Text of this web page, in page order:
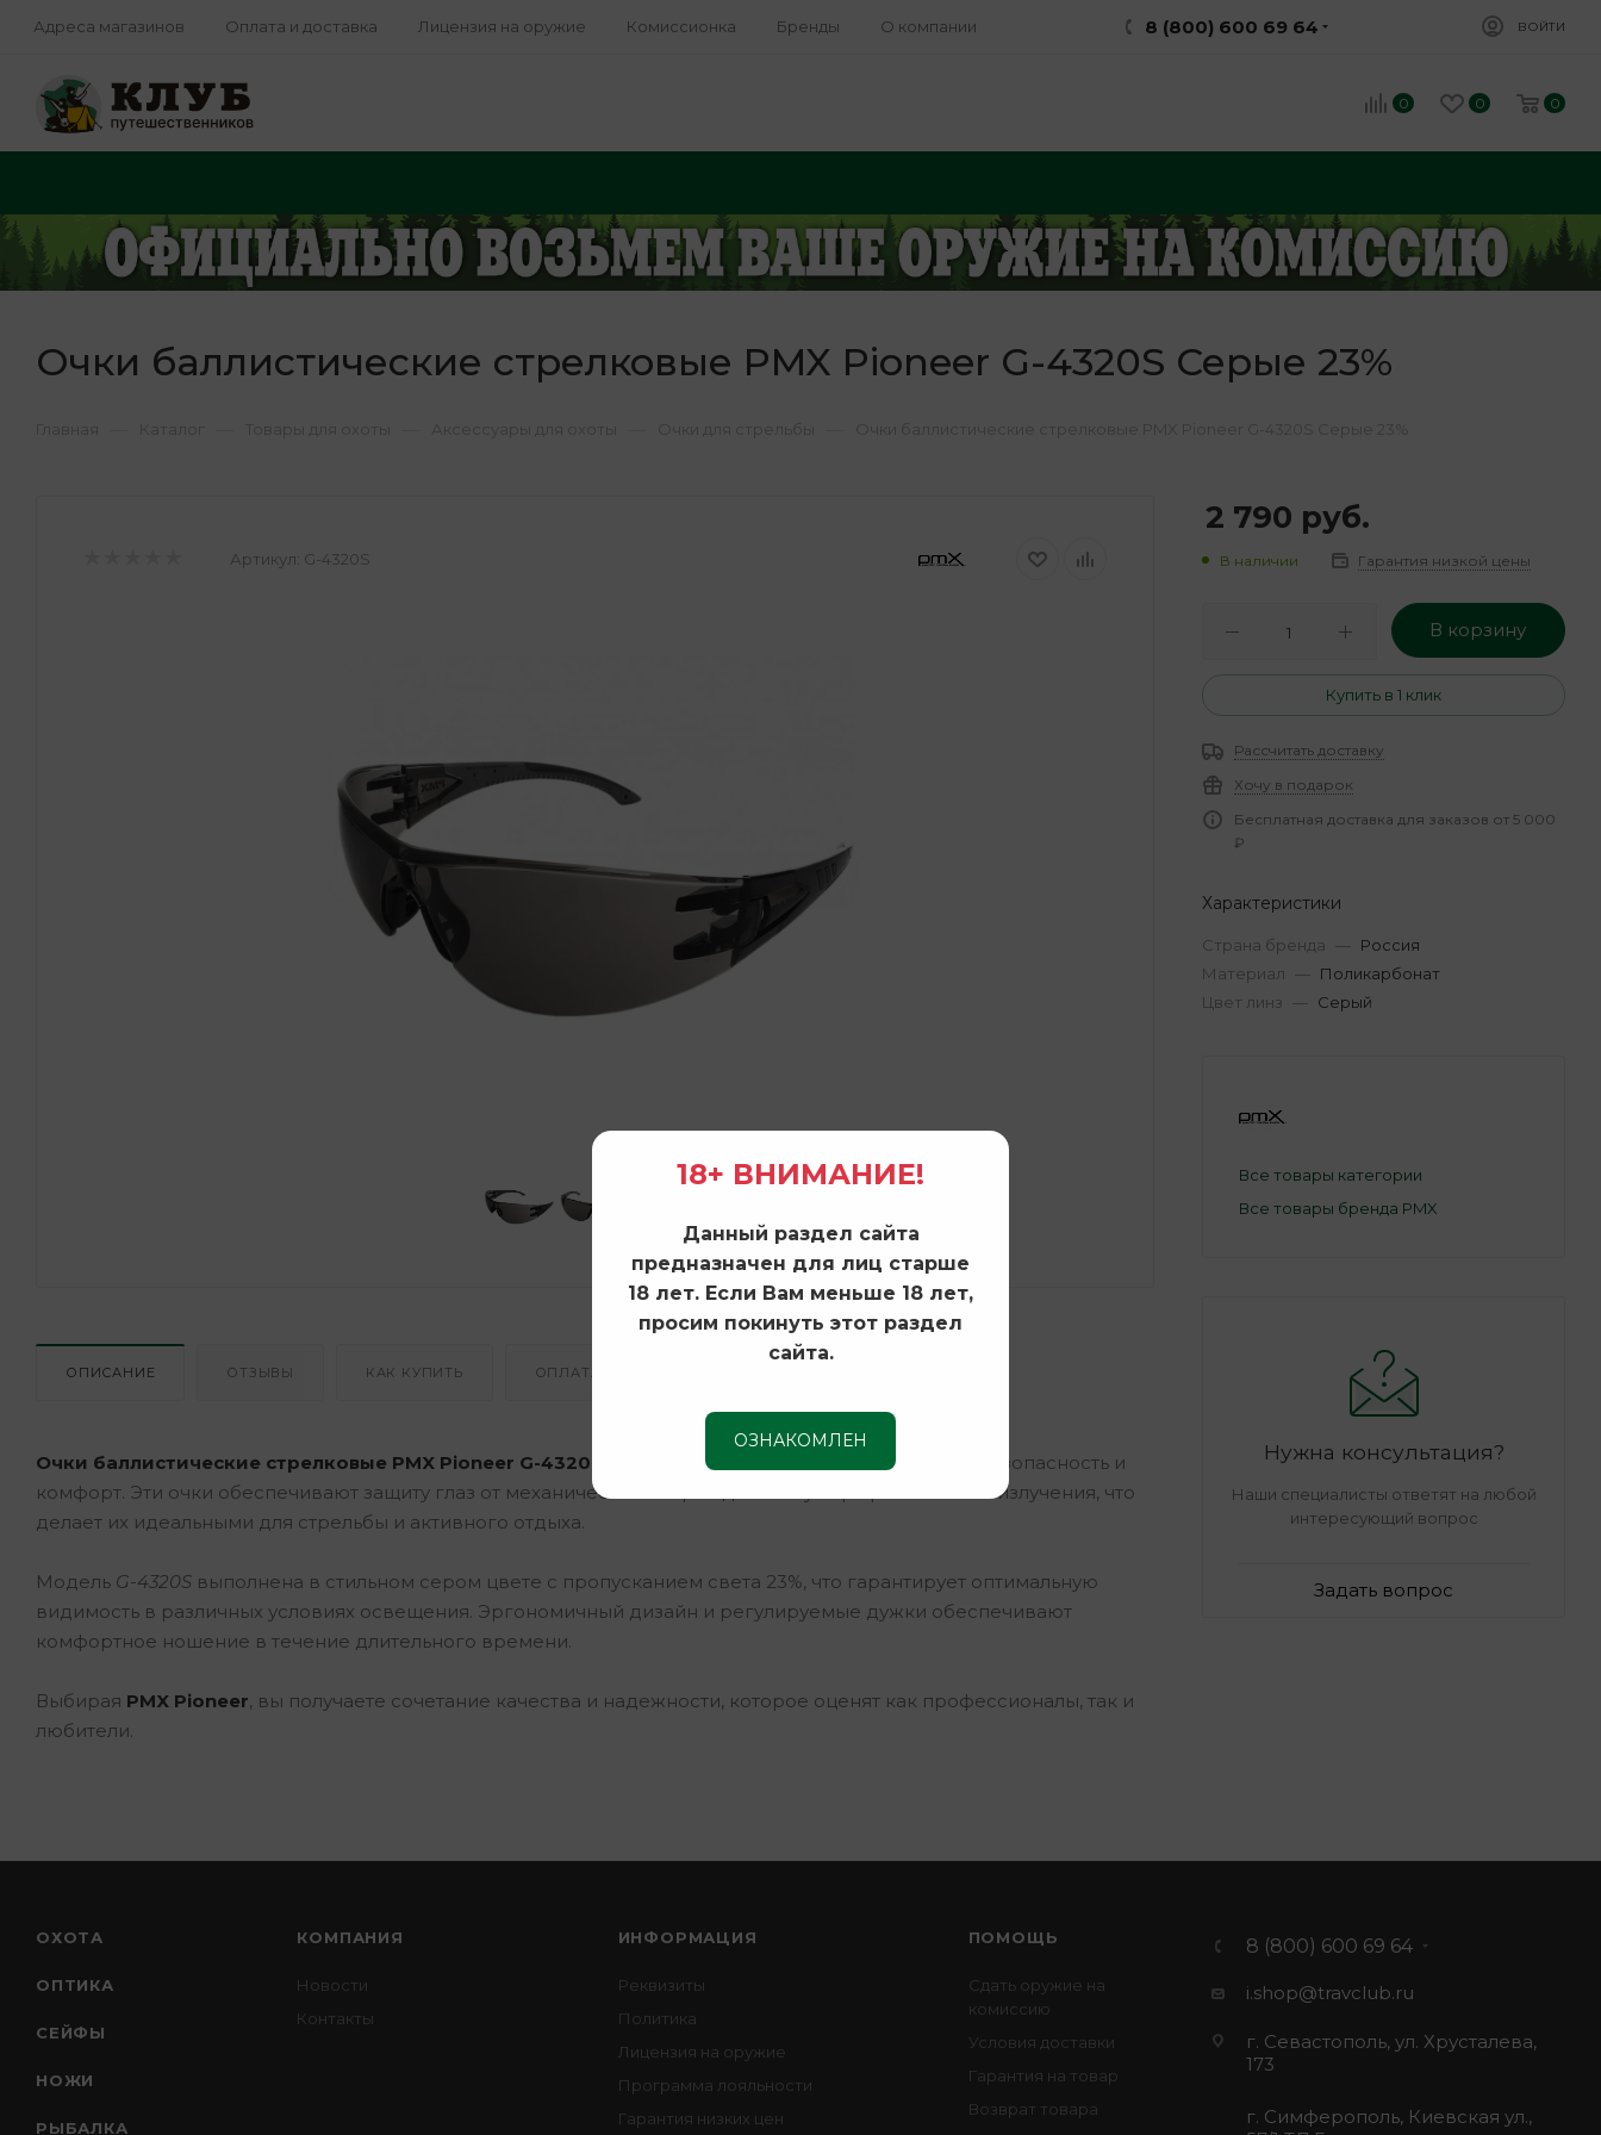
Адреса магазинов Оплата и доставка Лицензия на оружие Комиссионка Бренды О компании 8 (800) 600 69 64 ВОЙТИ
0 0 0
Очки баллистические стрелковые PMX Pioneer G-4320S Серые 23%
Артикул: G-4320S
ОПИСАНИЕ ОТЗЫВЫ КАК КУПИТЬ ОПЛАТА И ДОСТАВКА
Очки баллистические стрелковые PMX Pioneer G-4320S
— надежный выбор для тех, кто ценит безопасность и
комфорт. Эти очки обеспечивают защиту глаз от механических повреждений и ультрафиолетового излучения, что
делает их идеальными для стрельбы и активного отдыха.
Модель G-4320S выполнена в стильном сером цвете с пропусканием света 23%, что гарантирует оптимальную
видимость в различных условиях освещения. Эргономичный дизайн и регулируемые дужки обеспечивают
комфортное ношение в течение длительного времени.
Выбирая PMX Pioneer, вы получаете сочетание качества и надежности, которое оценят как профессионалы, так и
любители.
2 790 руб.
В наличии Гарантия низкой цены
В корзину
Купить в 1 клик
Рассчитать доставку
Хочу в подарок
Бесплатная доставка для заказов от 5 000
₽
Характеристики
Страна бренда — Россия
Материал — Поликарбонат
Цвет линз — Серый
Все товары категории
Все товары бренда PMX
Нужна консультация?
Наши специалисты ответят на любой
интересующий вопрос
Задать вопрос
ОХОТА
ОПТИКА
СЕЙФЫ
НОЖИ
РЫБАЛКА
КОМПАНИЯ
Новости
Контакты
ИНФОРМАЦИЯ
Реквизиты
Политика
Лицензия на оружие
Программа лояльности
Гарантия низких цен
ПОМОЩЬ
Сдать оружие на
комиссию
Условия доставки
Гарантия на товар
Возврат товара
8 (800) 600 69 64
i.shop@travclub.ru
г. Севастополь, ул. Хрусталева,
173
г. Симферополь, Киевская ул.,
18+ ВНИМАНИЕ!
Данный раздел сайта
предназначен для лиц старше
18 лет. Если Вам меньше 18 лет,
просим покинуть этот раздел
сайта.
ОЗНАКОМЛЕН